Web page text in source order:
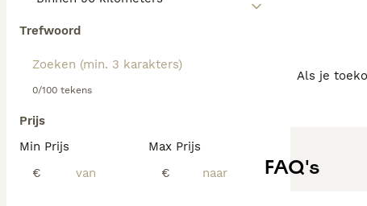
Trefwoord
0/100 tekens
Prijs
Min Prijs
€
Max Prijs
€
Als je
FAQ's